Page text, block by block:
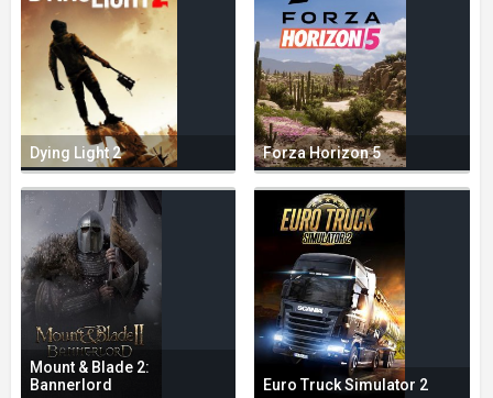
Dying Light 2 Forza Horizon 5
Mount & Blade 2:
Bannerlord
Euro Truck Simulator 2